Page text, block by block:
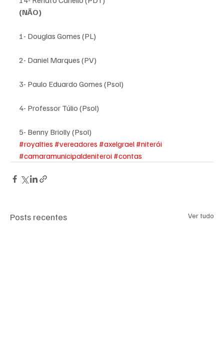
(NÃO)
1- Douglas Gomes (PL)
2- Daniel Marques (PV)
3- Paulo Eduardo Gomes (Psol)
4- Professor Túlio (Psol)
5- Benny Briolly (Psol)
#royalties #vereadores #axelgrael #niterói
#camaramunicipaldeniteroi #contas
Posts recentes Ver tudo